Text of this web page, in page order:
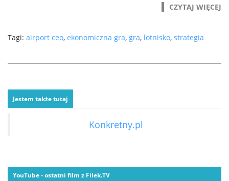
CZYTAJ WIĘCEJ
Tagi: airport ceo, ekonomiczna gra, gra, lotnisko, strategia
Jestem także tutaj
Konkretny.pl
YouTube - ostatni film z Filek.TV